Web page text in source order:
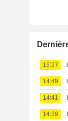
15:27
14:49
14:41
14:39